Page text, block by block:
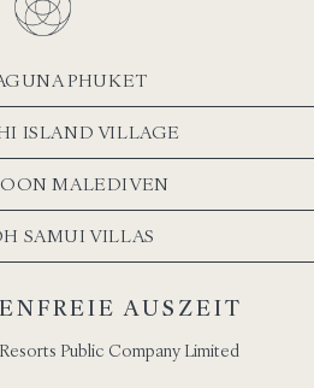
PHUKET
ISLAND VILLAGE
MALEDIVEN
SAMUI VILLAS
AUSZEIT
Public Company Limited